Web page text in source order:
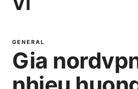
GENERAL
Gia